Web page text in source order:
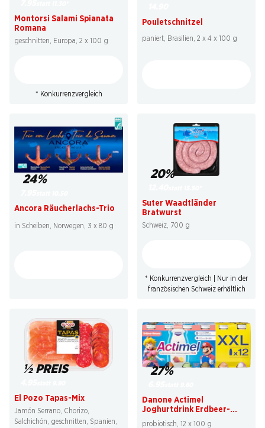
Montorsi Salami Spianata
Romana
geschnitten, Europa, 2 x 100 g
* Konkurrenzvergleich
Pouletschnitzel
paniert, Brasilien, 2 x 4 x 100 g
24%
Ancora Räucherlachs-Trio
in Scheiben, Norwegen, 3 x 80 g
20%
Suter Waadtländer
Bratwurst
Schweiz, 700 g
* Konkurrenzvergleich | Nur in der
französischen Schweiz erhältlich
½ PREIS
El Pozo Tapas-Mix
Jamón Serrano, Chorizo,
Salchichón, geschnitten, Spanien,
27%
Danone Actimel
Joghurtdrink Erdbeer-
Banane
probiotisch, 12 x 100 g